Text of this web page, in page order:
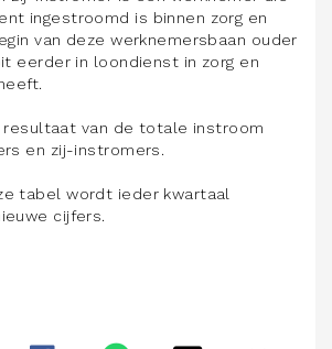
ingestroomd is binnen zorg en
van deze werknemersbaan ouder
eerder in loondienst in zorg en
resultaat van de totale instroom
en zij-instromers.
tabel wordt ieder kwartaal
cijfers.